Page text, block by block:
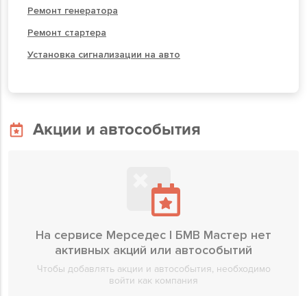
Ремонт генератора
Ремонт стартера
Установка сигнализации на авто
Акции и автособытия
На сервисе Мерседес І БМВ Мастер нет
активных акций или автособытий
Чтобы добавлять акции и автособытия, необходимо
войти как компания